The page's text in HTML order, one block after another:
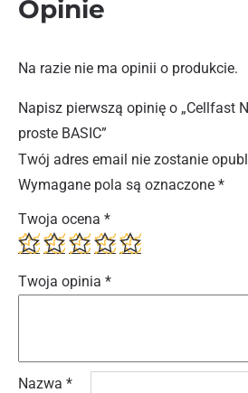
Opinie
Na razie nie ma opinii o produkcie.
Napisz pierwszą opinię o „Cellfast
proste BASIC”
Twój adres email nie zostanie
Wymagane pola są oznaczone *
Twoja ocena *
Twoja opinia *
Nazwa *